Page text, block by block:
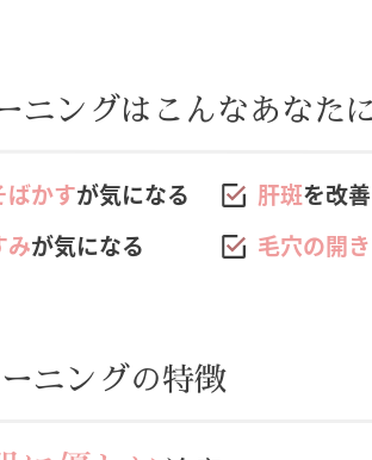
ニングは こんなあなた
ばかすが気になる 肝斑を改
みが気になる 毛穴の開き
ニングの特徴